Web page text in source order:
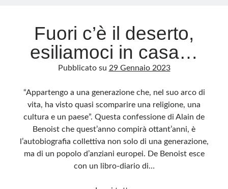
Fuori c’è il deserto,
esiliamoci in casa…
Pubblicato su 29 Gennaio 2023
“Appartengo a una generazione che, nel suo arco di
vita, ha visto quasi scomparire una religione, una
cultura e un paese”. Questa confessione di Alain de
Benoist che quest’anno compirà ottant’anni, è
l’autobiografia collettiva non solo di una generazione,
ma di un popolo d’anziani europei. De Benoist esce
con un libro-diario di…